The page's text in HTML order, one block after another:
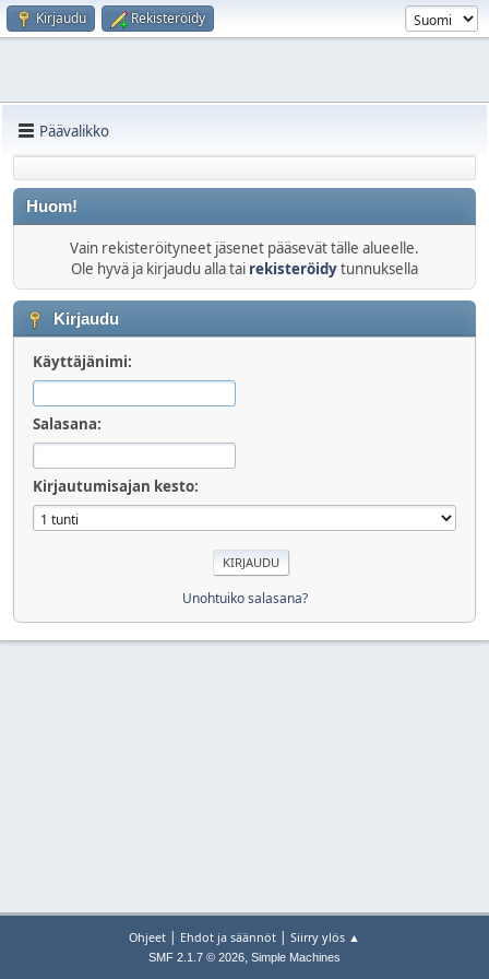
Kirjaudu Rekisteröidy
Päävalikko
Huom!
Vain rekisteröityneet jäsenet pääsevät tälle alueelle.
Ole hyvä ja kirjaudu alla tai rekisteröidytunnuksella
Kirjaudu
Käyttäjänimi:
Salasana:
Kirjautumisajan kesto:
Unohtuiko salasana?
Ohjeet | Ehdot ja säännöt | Siirry ylös ▲
SMF 2.1.7 © 2026, Simple Machines